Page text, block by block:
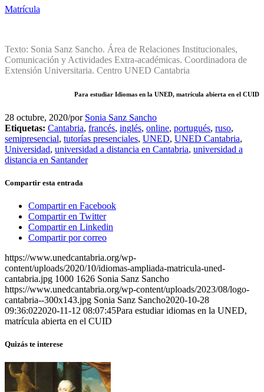
Matrícula
Texto: Sonia Sanz Sancho. Área de Relaciones Institucionales,
Comunicación y Actividades Extra-académicas. Coordinadora de
Extensión Universitaria. Centro UNED Cantabria
Para estudiar Idiomas en la UNED, matrícula abierta en el CUID
28 octubre, 2020/por Sonia Sanz Sancho
Etiquetas: Cantabria, francés, inglés, online, portugués, ruso,
semipresencial, tutorías presenciales, UNED, UNED Cantabria,
Universidad, universidad a distancia en Cantabria, universidad a
distancia en Santander
Compartir esta entrada
Compartir en Facebook
Compartir en Twitter
Compartir en Linkedin
Compartir por correo
https://www.unedcantabria.org/wp-
content/uploads/2020/10/idiomas-ampliada-matricula-uned-
cantabria.jpg 1000 1626 Sonia Sanz Sancho
https://www.unedcantabria.org/wp-content/uploads/2023/08/logo-
cantabria--300x143.jpg Sonia Sanz Sancho2020-10-28
09:36:022020-11-12 08:07:45Para estudiar idiomas en la UNED,
matrícula abierta en el CUID
Quizás te interese